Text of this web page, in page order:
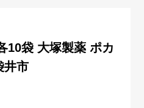
10袋 大塚製薬 ポカ
井市